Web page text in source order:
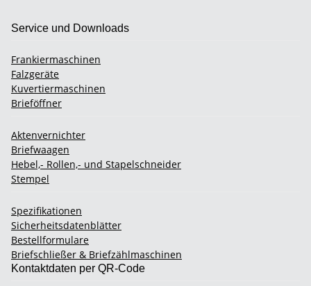
Service und Downloads
Frankiermaschinen
Falzgeräte
Kuvertiermaschinen
Brieföffner
Aktenvernichter
Briefwaagen
Hebel,- Rollen,- und Stapelschneider
Stempel
Spezifikationen
Sicherheitsdatenblätter
Bestellformulare
Briefschließer & Briefzählmaschinen
Kontaktdaten per QR-Code